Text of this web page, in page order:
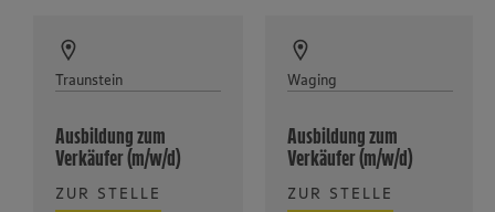
Traunstein
Ausbildung zum
Verkäufer (m/w/d)
ZUR STELLE
Waging
Ausbildung zum
Verkäufer (m/w/d)
ZUR STELLE